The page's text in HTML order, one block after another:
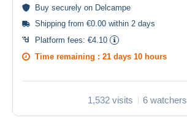
Buy securely on Delcampe
Shipping from €0.00 within 2 days
Platform fees: €4.10
Time remaining : 21 days 10 hours
1,532 visits 6 watchers